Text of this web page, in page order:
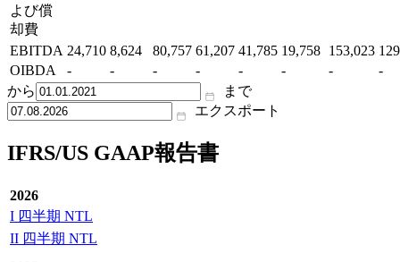
よび償
却費
EBITDA 24,710 8,624 80,757 61,207 41,785 19,758 153,023
OIBDA
- - - - - - -
-
から
まで
エクスポート
IFRS/US GAAP報告書
2026
I 四半期 NTL
II 四半期 NTL